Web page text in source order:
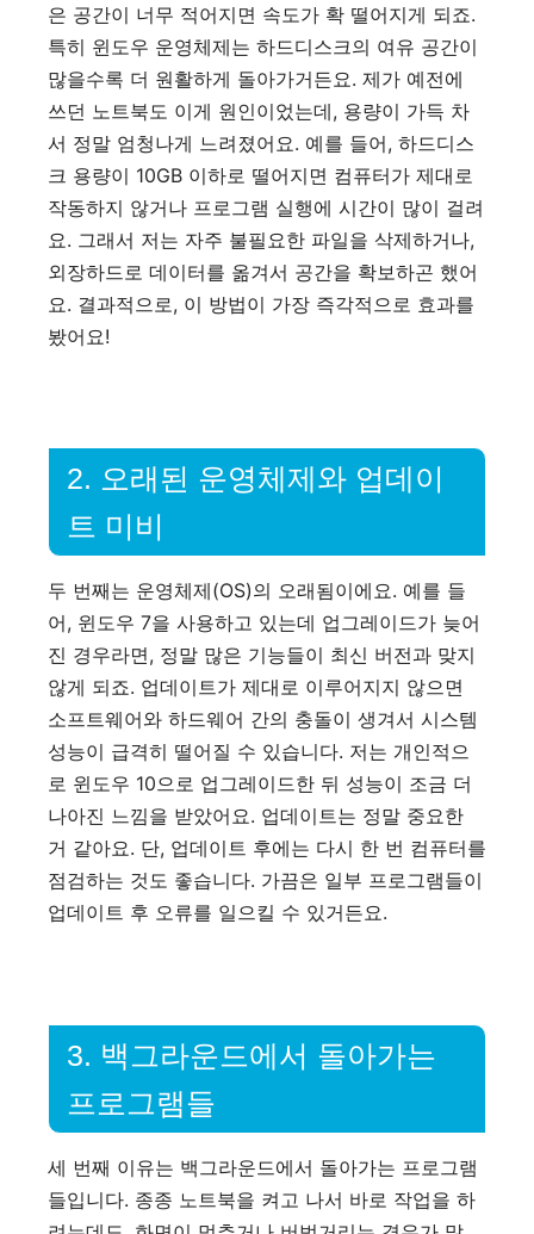
은 공간이 너무 적어지면 속도가 확 떨어지게 되죠.
특히 윈도우 운영체제는 하드디스크의 여유 공간이
많을수록 더 원활하게 돌아가거든요. 제가 예전에
쓰던 노트북도 이게 원인이었는데, 용량이 가득 차
서 정말 엄청나게 느려졌어요. 예를 들어, 하드디스
크 용량이 10GB 이하로 떨어지면 컴퓨터가 제대로
작동하지 않거나 프로그램 실행에 시간이 많이 걸려
요. 그래서 저는 자주 불필요한 파일을 삭제하거나,
외장하드로 데이터를 옮겨서 공간을 확보하곤 했어
요. 결과적으로, 이 방법이 가장 즉각적으로 효과를
봤어요!
2. 오래된 운영체제와 업데이
트 미비
두 번째는 운영체제(OS)의 오래됨이에요. 예를 들
어, 윈도우 7을 사용하고 있는데 업그레이드가 늦어
진 경우라면, 정말 많은 기능들이 최신 버전과 맞지
않게 되죠. 업데이트가 제대로 이루어지지 않으면
소프트웨어와 하드웨어 간의 충돌이 생겨서 시스템
성능이 급격히 떨어질 수 있습니다. 저는 개인적으
로 윈도우 10으로 업그레이드한 뒤 성능이 조금 더
나아진 느낌을 받았어요. 업데이트는 정말 중요한
거 같아요. 단, 업데이트 후에는 다시 한 번 컴퓨터를
점검하는 것도 좋습니다. 가끔은 일부 프로그램들이
업데이트 후 오류를 일으킬 수 있거든요.
3. 백그라운드에서 돌아가는
프로그램들
세 번째 이유는 백그라운드에서 돌아가는 프로그램
들입니다. 종종 노트북을 켜고 나서 바로 작업을 하